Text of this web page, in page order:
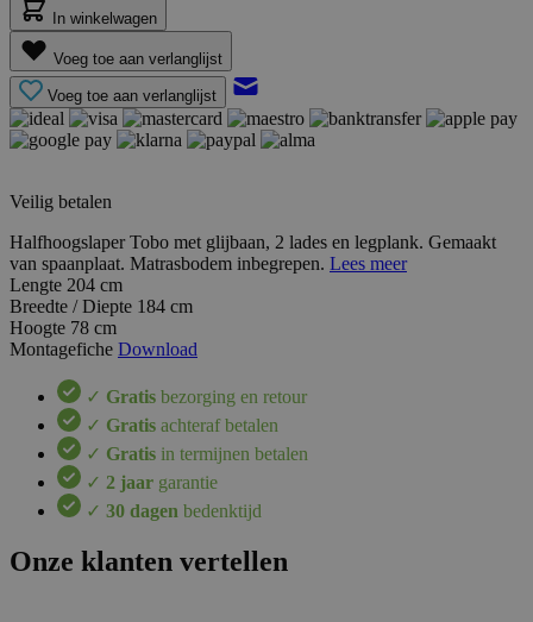
In winkelwagen
Voeg toe aan verlanglijst
Voeg toe aan verlanglijst
Veilig betalen
Halfhoogslaper Tobo met glijbaan, 2 lades en legplank. Gemaakt
van spaanplaat. Matrasbodem inbegrepen. Lees meer
Lengte 204 cm
Breedte / Diepte 184 cm
Hoogte 78 cm
Montagefiche Download
✓ Gratis bezorging en retour
✓ Gratis achteraf betalen
✓ Gratis in termijnen betalen
✓ 2 jaar garantie
✓ 30 dagen bedenktijd
Onze klanten vertellen